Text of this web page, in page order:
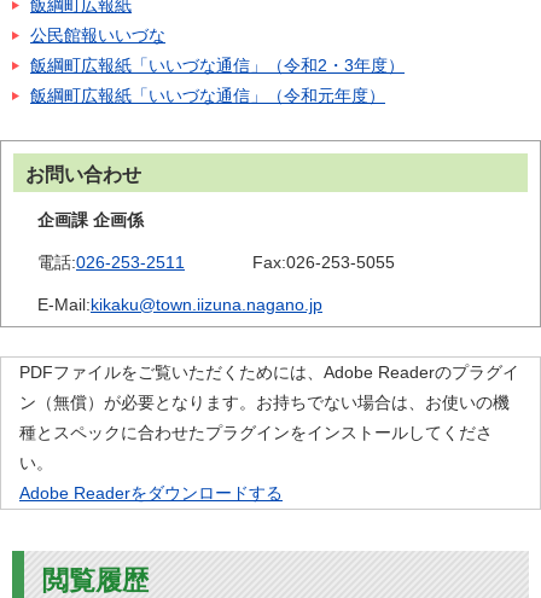
飯綱町広報紙
公民館報いいづな
飯綱町広報紙「いいづな通信」（令和2・3年度）
飯綱町広報紙「いいづな通信」（令和元年度）
お問い合わせ
企画課 企画係
電話:026-253-2511 Fax:026-253-5055
E-Mail:kikaku@town.iizuna.nagano.jp
PDFファイルをご覧いただくためには、Adobe Readerのプラグイ
ン（無償）が必要となります。お持ちでない場合は、お使いの機
種とスペックに合わせたプラグインをインストールしてくださ
い。
Adobe Readerをダウンロードする
閲覧履歴